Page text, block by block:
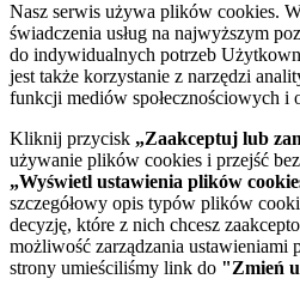
Nasz serwis używa plików cookies.
świadczenia usług na najwyższym
do indywidualnych potrzeb
jest także korzystanie z narzędzi
funkcji mediów społecznościowych i
Kliknij przycisk „Zaakceptuj lub
używanie plików cookies i przejść
„Wyświetl ustawienia plików
szczegółowy opis typów plików
decyzję, które z nich chcesz
możliwość zarządzania ustawieniami
strony umieściliśmy link do "Zmień